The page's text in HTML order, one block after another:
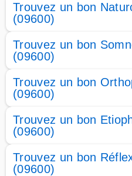
Trouvez un bon
(09600)
Trouvez un bon
(09600)
Trouvez un bon
(09600)
Trouvez un bon
(09600)
Trouvez un bon
(09600)